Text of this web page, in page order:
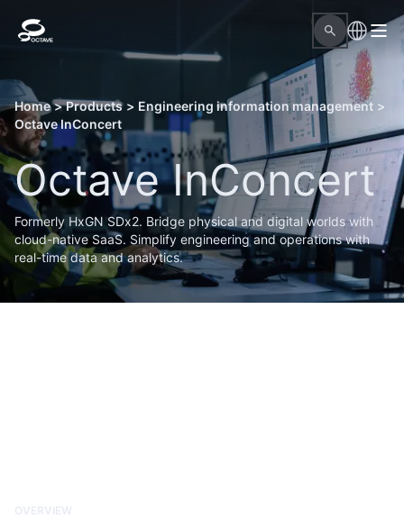
Home > Products > Engineering information management >
Octave InConcert
Octave InConcert
Formerly HxGN SDx2. Bridge physical and digital worlds with
cloud-native SaaS. Simplify engineering and operations with
real-time data and analytics.
OVERVIEW